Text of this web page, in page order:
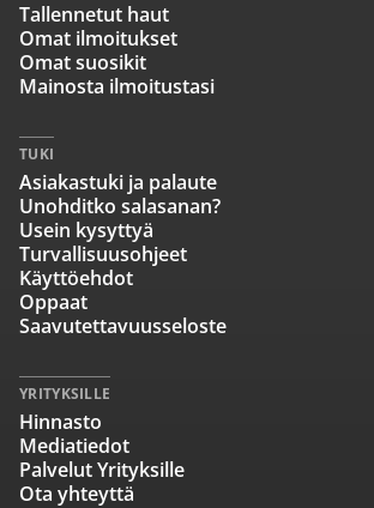
Tallennetut haut
Omat ilmoitukset
Omat suosikit
Mainosta ilmoitustasi
TUKI
Asiakastuki ja palaute
Unohditko salasanan?
Usein kysyttyä
Turvallisuusohjeet
Käyttöehdot
Oppaat
Saavutettavuusseloste
YRITYKSILLE
Hinnasto
Mediatiedot
Palvelut Yrityksille
Ota yhteyttä